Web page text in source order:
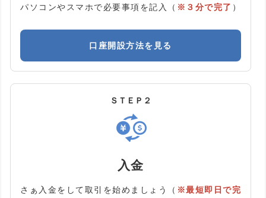
パソコンやスマホで必要事項を記入（ ※３分で完了 ）
口座開設方法を見る
ＳＴＥＰ２
入金
さぁ入金をして取引を始めましょう（ ※最短即日で完